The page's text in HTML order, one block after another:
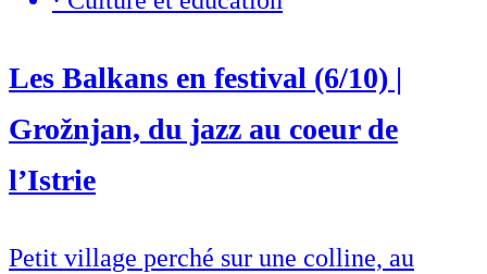
Les Balkans en festival (6/10) |
Grožnjan, du jazz au coeur de
l’Istrie
Petit village perché sur une colline, au